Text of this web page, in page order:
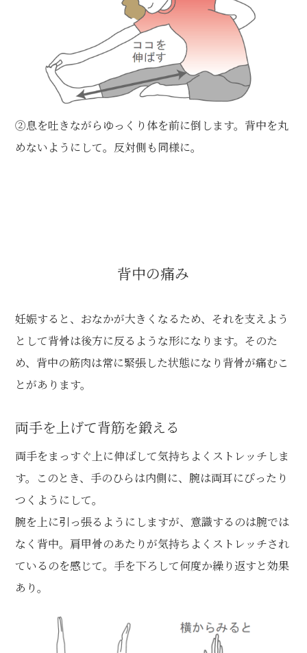
②息を吐きながらゆっくり体を前に倒します。背中を丸
めないようにして。反対側も同様に。
背中の痛み
妊娠すると、おなかが大きくなるため、それを支えよう
として背骨は後方に反るような形になります。そのた
め、背中の筋肉は常に緊張した状態になり背骨が痛むこ
とがあります。
両手を上げて背筋を鍛える
両手をまっすぐ上に伸ばして気持ちよくストレッチしま
す。このとき、手のひらは内側に、腕は両耳にぴったり
つくようにして。
腕を上に引っ張るようにしますが、意識するのは腕では
なく背中。肩甲骨のあたりが気持ちよくストレッチされ
ているのを感じて。手を下ろして何度か繰り返すと効果
あり。